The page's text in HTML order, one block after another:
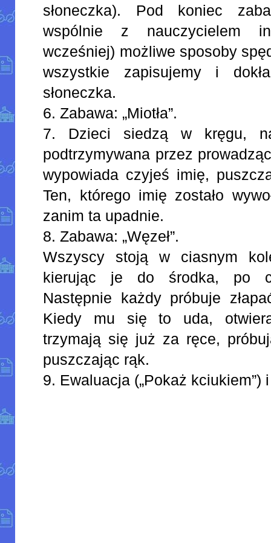
słoneczka). Pod koniec
wspólnie z nauczycielem
wcześniej) możliwe sposoby
wszystkie zapisujemy i
słoneczka.
6. Zabawa: „Miotła”.
7. Dzieci siedzą w kręgu,
podtrzymywana przez
wypowiada czyjeś imię,
Ten, którego imię zostało
zanim ta upadnie.
8. Zabawa: „Węzeł”.
Wszyscy stoją w ciasnym
kierując je do środka, po
Następnie każdy próbuje
Kiedy mu się to uda,
trzymają się już za ręce,
puszczając rąk.
9. Ewaluacja („Pokaż